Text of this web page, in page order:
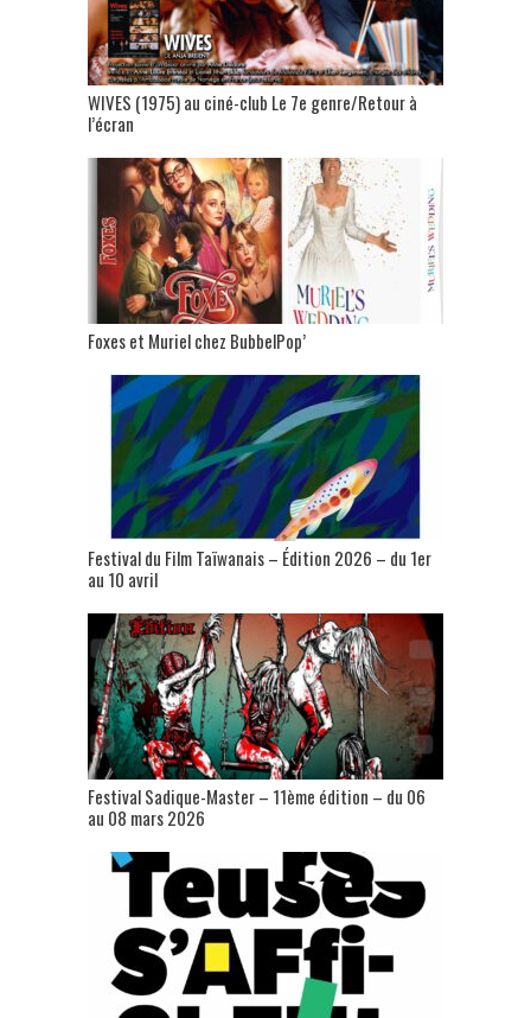
WIVES (1975) au ciné-club Le 7e genre/Retour à
l’écran
Foxes et Muriel chez BubbelPop’
Festival du Film Taïwanais – Édition 2026 – du 1er
au 10 avril
Festival Sadique-Master – 11ème édition – du 06
au 08 mars 2026